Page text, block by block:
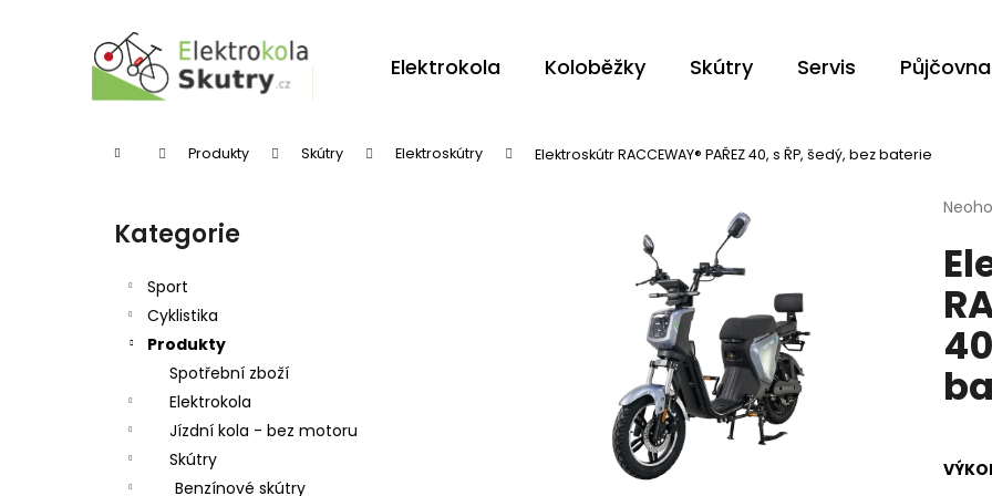
Elektrokola Koloběžky Skútry Servis Půjčovna
Domů Produkty Skútry Elektroskútry Elektroskútr RACCEWAY® PAŘEZ 40, s ŘP, šedý, bez baterie
Přeskočit
kategorie
Kategorie
Sport
Cyklistika
Produkty
Spotřební zboží
Elektrokola
Jízdní kola - bez motoru
Skútry
Benzínové skútry
je
0,0
Zpět
Zpět
Doporučujeme